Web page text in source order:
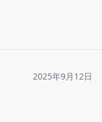
2025年9月12日